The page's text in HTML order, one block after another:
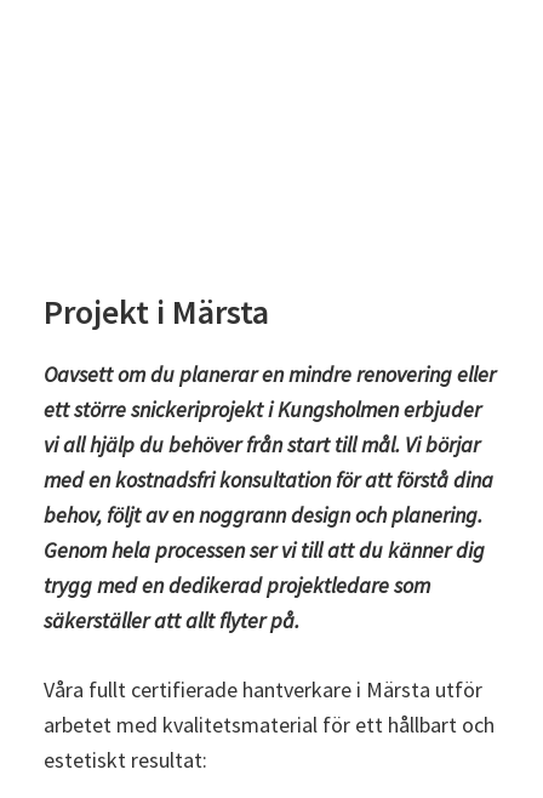
Projekt i Märsta
Oavsett om du planerar en mindre renovering eller
ett större snickeriprojekt i Kungsholmen erbjuder
vi all hjälp du behöver från start till mål. Vi börjar
med en kostnadsfri konsultation för att förstå dina
behov, följt av en noggrann design och planering.
Genom hela processen ser vi till att du känner dig
trygg med en dedikerad projektledare som
säkerställer att allt flyter på.
Våra fullt certifierade hantverkare i Märsta utför
arbetet med kvalitetsmaterial för ett hållbart och
estetiskt resultat: